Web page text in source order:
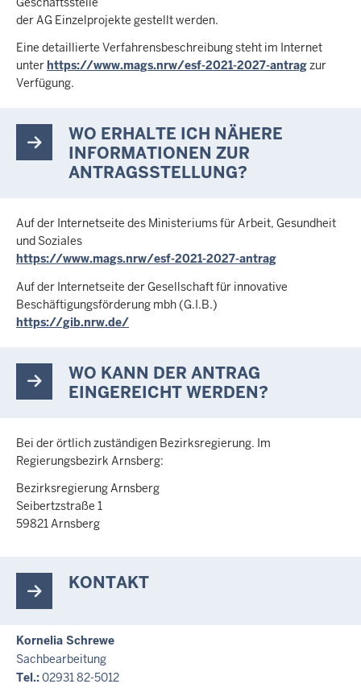
der AG Einzelprojekte gestellt werden.
Eine detaillierte Verfahrensbeschreibung steht im Internet
unterhttps://www.mags.nrw/esf-2021-2027-antragzur
Verfügung.
WO ERHALTE ICH NÄHERE
INFORMATIONEN ZUR
ANTRAGSSTELLUNG?
Auf der Internetseite des Ministeriums für Arbeit, Gesundheit
und Soziales
https://www.mags.nrw/esf-2021-2027-antrag
Auf der Internetseite der Gesellschaft für innovative
Beschäftigungsförderung mbh (G.I.B.)
https://gib.nrw.de/
WO KANN DER ANTRAG
EINGEREICHT WERDEN?
Bei der örtlich zuständigen Bezirksregierung. Im
Regierungsbezirk Arnsberg:
Bezirksregierung Arnsberg
Seibertzstraße 1
59821 Arnsberg
KONTAKT
Kornelia Schrewe
Sachbearbeitung
Tel.:02931 82-5012